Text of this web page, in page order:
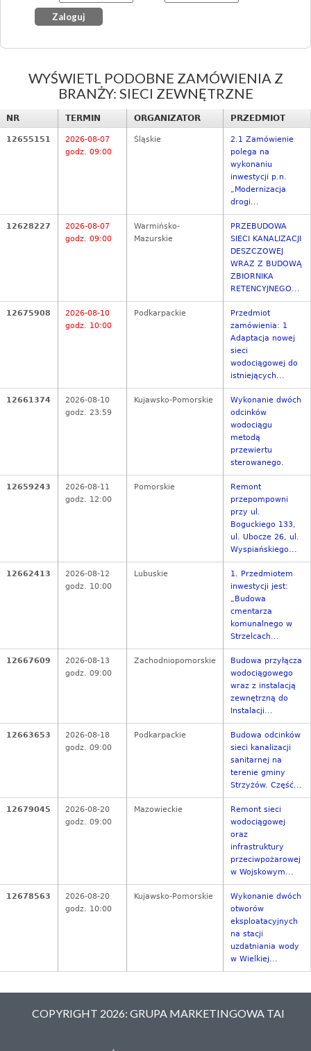
WYŚWIETL PODOBNE ZAMÓWIENIA Z
BRANŻY: SIECI ZEWNĘTRZNE
NR TERMIN ORGANIZATOR PRZEDMIOT
12655151
2026-08-07
godz. 09:00
Śląskie
2.1 Zamówienie
polega na
wykonaniu
inwestycji p.n.
„Modernizacja
drogi...
12628227
2026-08-07
godz. 09:00
Warmińsko-
Mazurskie
PRZEBUDOWA
SIECI KANALIZACJI
DESZCZOWEJ
WRAZ Z BUDOWĄ
ZBIORNIKA
RETENCYJNEGO...
12675908
2026-08-10
godz. 10:00
Podkarpackie
Przedmiot
zamówienia: 1
Adaptacja nowej
sieci
wodociągowej do
istniejących...
12661374
2026-08-10
godz. 23:59
Kujawsko-Pomorskie
Wykonanie dwóch
odcinków
wodociągu
metodą
przewiertu
sterowanego.
12659243
2026-08-11
godz. 12:00
Pomorskie
Remont
przepompowni
przy ul.
Boguckiego 133,
ul. Ubocze 26, ul.
Wyspiańskiego...
12662413
2026-08-12
godz. 10:00
Lubuskie
1. Przedmiotem
inwestycji jest:
„Budowa
cmentarza
komunalnego w
Strzelcach...
12667609
2026-08-13
godz. 09:00
Zachodniopomorskie
Budowa przyłącza
wodociągowego
wraz z instalacją
zewnętrzną do
Instalacji...
12663653
2026-08-18
godz. 09:00
Podkarpackie
Budowa odcinków
sieci kanalizacji
sanitarnej na
terenie gminy
Strzyżów. Część...
12679045
2026-08-20
godz. 09:00
Mazowieckie
Remont sieci
wodociągowej
oraz
infrastruktury
przeciwpożarowej
w Wojskowym...
12678563
2026-08-20
godz. 10:00
Kujawsko-Pomorskie
Wykonanie dwóch
otworów
eksploatacyjnych
na stacji
uzdatniania wody
w Wielkiej...
COPYRIGHT 2026: GRUPA MARKETINGOWA TAI